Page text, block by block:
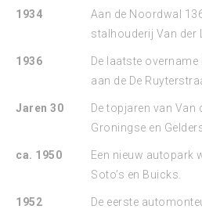
1934
Aan de Noordwal
stalhouderij Van der
1936
De laatste
aan de De
Jaren 30
De topjaren van Van
Groningse en
ca. 1950
Een nieuw autopark
Soto’s en Buicks.
1952
De eerste